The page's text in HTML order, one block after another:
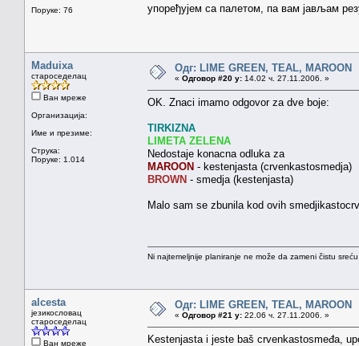
Поруке: 76
упоређујем са палетом, па вам јављам
Maduixa
староседелац
Ван мреже
Организација:
Име и презиме:
Струка:
Поруке: 1.014
Одг: LIME GREEN, TEAL, MAROON
« Одговор #20 у: 14.02 ч. 27.11.2006. »
OK. Znaci imamo odgovor za dve boje:
TIRKIZNA
LIMETA ZELENA
Nedostaje konacna odluka za
MAROON - kestenjasta (crvenkastosmedja)
BROWN - smedja (kestenjasta)
Malo sam se zbunila kod ovih
Ni najtemeljnije planiranje ne može da zameni čistu
alcesta
језикословац
староседелац
Ван мреже
Одг: LIME GREEN, TEAL, MAROON
« Одговор #21 у: 22.06 ч. 27.11.2006. »
Kestenjasta i jeste baš crvenkastosmeđa,